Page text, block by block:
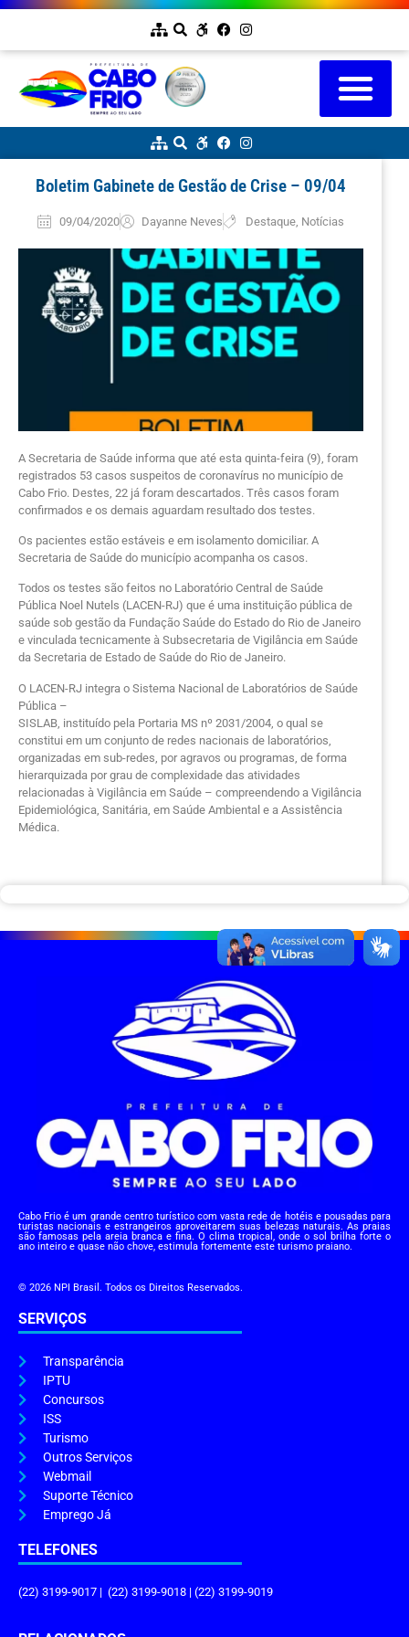
Boletim Gabinete de Gestão de Crise – 09/04
09/04/2020 Dayanne Neves Destaque Notícias
A Secretaria de Saúde informa que até esta quinta-feira (9), foram
registrados 53 casos suspeitos de coronavírus no município de
Cabo Frio. Destes, 22 já foram descartados. Três casos foram
confirmados e os demais aguardam resultado dos testes.
Os pacientes estão estáveis e em isolamento domiciliar. A
Secretaria de Saúde do município acompanha os casos.
Todos os testes são feitos no Laboratório Central de Saúde
Pública Noel Nutels (LACEN-RJ) que é uma instituição pública de
saúde sob gestão da Fundação Saúde do Estado do Rio de Janeiro
e vinculada tecnicamente à Subsecretaria de Vigilância em Saúde
da Secretaria de Estado de Saúde do Rio de Janeiro.
O LACEN-RJ integra o Sistema Nacional de Laboratórios de Saúde
Pública –
SISLAB, instituído pela Portaria MS nº 2031/2004, o qual se
constitui em um conjunto de redes nacionais de laboratórios,
organizadas em sub-redes, por agravos ou programas, de forma
hierarquizada por grau de complexidade das atividades
relacionadas à Vigilância em Saúde – compreendendo a Vigilância
Epidemiológica, Sanitária, em Saúde Ambiental e a Assistência
Médica.
Cabo Frio é um grande centro turístico com vasta rede de hotéis e pousadas para
turistas nacionais e estrangeiros aproveitarem suas belezas naturais. As praias
são famosas pela areia branca e fina. O clima tropical, onde o sol brilha forte o
ano inteiro e quase não chove, estimula fortemente este turismo praiano.
© 2026 NPI Brasil. Todos os Direitos Reservados.
SERVIÇOS
Transparência
IPTU
Concursos
ISS
Turismo
Outros Serviços
Webmail
Suporte Técnico
Emprego Já
TELEFONES
(22) 3199-9017 | (22) 3199-9018 | (22) 3199-9019